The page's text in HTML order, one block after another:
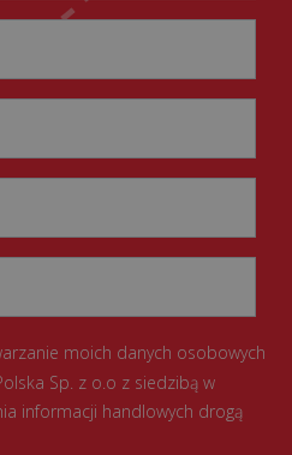
moich danych osobowych
Sp. z o.o z siedzibą w
informacji handlowych drogą